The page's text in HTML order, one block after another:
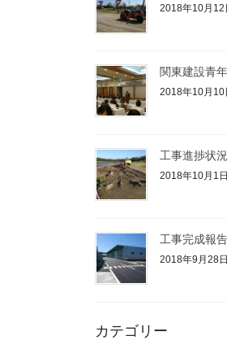
2018年10月12
関東建設青
2018年10月10
工事進捗状況
2018年10月1日
工事完成報告
2018年9月28日
カテゴリー